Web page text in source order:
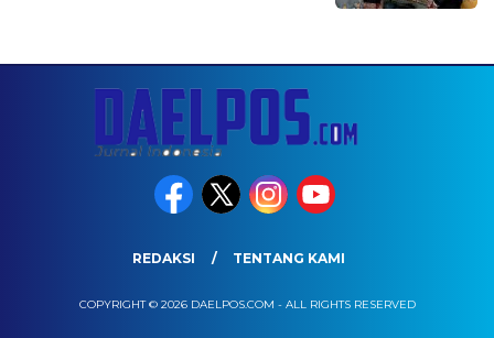
REDAKSI TENTANG KAMI
COPYRIGHT © 2026 DAELPOS.COM - ALL RIGHTS RESERVED